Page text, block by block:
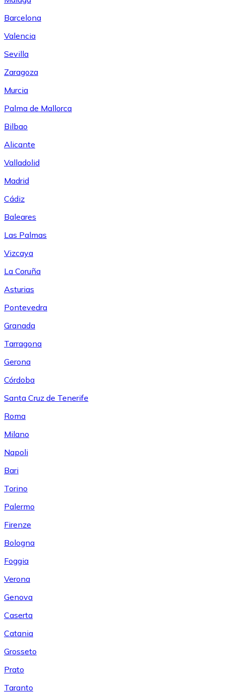
Barcelona
Valencia
Sevilla
Zaragoza
Murcia
Palma de Mallorca
Bilbao
Alicante
Valladolid
Madrid
Cádiz
Baleares
Las Palmas
Vizcaya
La Coruña
Asturias
Pontevedra
Granada
Tarragona
Gerona
Córdoba
Santa Cruz de Tenerife
Roma
Milano
Napoli
Bari
Torino
Palermo
Firenze
Bologna
Foggia
Verona
Genova
Caserta
Catania
Grosseto
Prato
Taranto